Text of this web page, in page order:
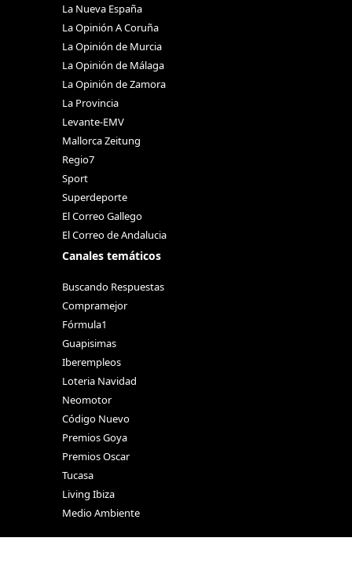
La Nueva España
La Opinión A Coruña
La Opinión de Murcia
La Opinión de Málaga
La Opinión de Zamora
La Provincia
Levante-EMV
Mallorca Zeitung
Regio7
Sport
Superdeporte
El Correo Gallego
El Correo de Andalucia
Canales temáticos
Buscando Respuestas
Compramejor
Fórmula1
Guapisimas
Iberempleos
Loteria Navidad
Neomotor
Código Nuevo
Premios Goya
Premios Oscar
Tucasa
Living Ibiza
Medio Ambiente